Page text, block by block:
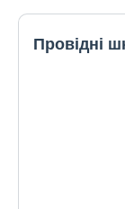
Провідні